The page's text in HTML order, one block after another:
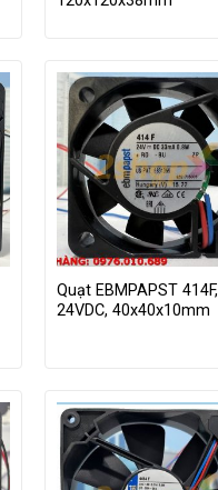
Quạt EBMPAPST 414F,
24VDC, 40x40x10mm